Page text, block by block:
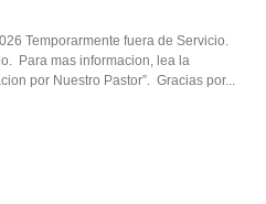
Temporarmente fuera de Servicio.
Para mas informacion, lea la
por Nuestro Pastor”. Gracias por...